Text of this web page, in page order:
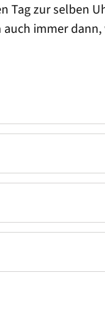
zur selben
immer